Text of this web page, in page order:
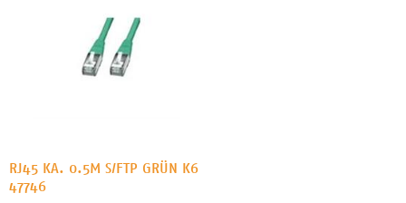
RJ45 KA. 0.5M S/FTP GRÜN K6
47746